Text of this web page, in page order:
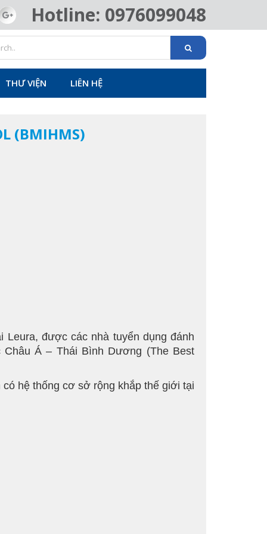
Hotline: 0976099048
THƯ VIỆN LIÊN HỆ
(BMIHMS)
Leura, được các nhà tuyển dụng đánh
Á – Thái Bình Dương (The Best
hệ thống cơ sở rộng khắp thế giới tại